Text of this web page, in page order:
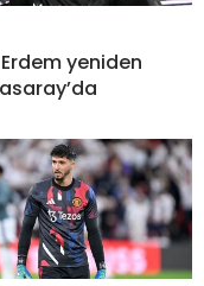
yeniden